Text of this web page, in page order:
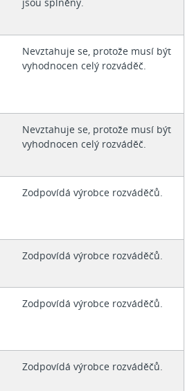
Nevztahuje se, protože musí být
vyhodnocen celý rozváděč.
Nevztahuje se, protože musí být
vyhodnocen celý rozváděč.
Zodpovídá výrobce rozváděčů.
Zodpovídá výrobce rozváděčů.
Zodpovídá výrobce rozváděčů.
Zodpovídá výrobce rozváděčů.